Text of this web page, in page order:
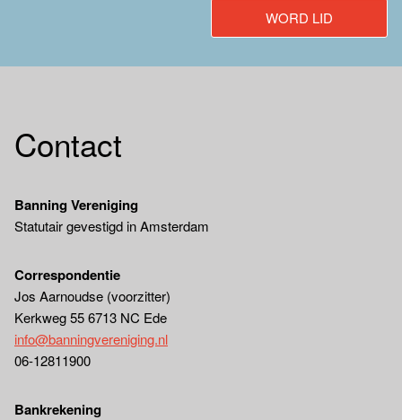
WORD LID
Contact
Banning Vereniging
Statutair gevestigd in Amsterdam
Correspondentie
Jos Aarnoudse (voorzitter)
Kerkweg 55 6713 NC Ede
info@banningvereniging.nl
06-12811900
Bankrekening